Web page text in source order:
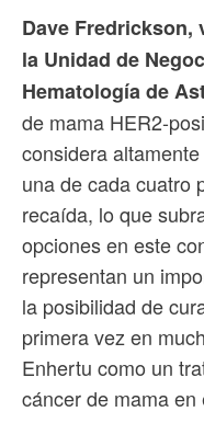
Dave Fredrickson,
la Unidad de
Hematología de
de mama HER2-
considera
una de cada cuatro
recaída, lo que
opciones en este
representan un
la posibilidad de
primera vez en
Enhertu como un
cáncer de mama en